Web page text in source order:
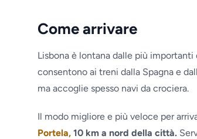
Come arrivare
Lisbona è lontana dalle più
consentono ai treni dalla Spagna e
ma accoglie spesso navi da crociera.
Il modo migliore e più veloce per
Portela, 10 km a nord della città.